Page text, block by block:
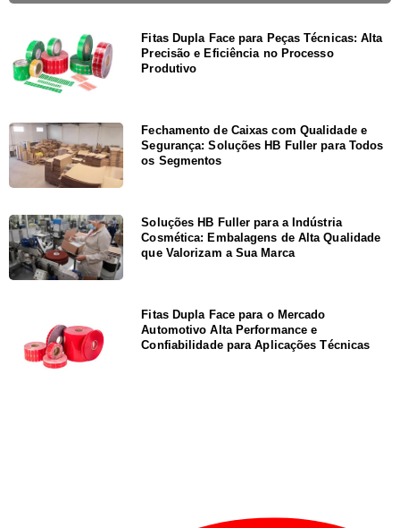
Fitas Dupla Face para Peças Técnicas: Alta
Precisão e Eficiência no Processo
Produtivo
Fechamento de Caixas com Qualidade e
Segurança: Soluções HB Fuller para Todos
os Segmentos
Soluções HB Fuller para a Indústria
Cosmética: Embalagens de Alta Qualidade
que Valorizam a Sua Marca
Fitas Dupla Face para o Mercado
Automotivo Alta Performance e
Confiabilidade para Aplicações Técnicas